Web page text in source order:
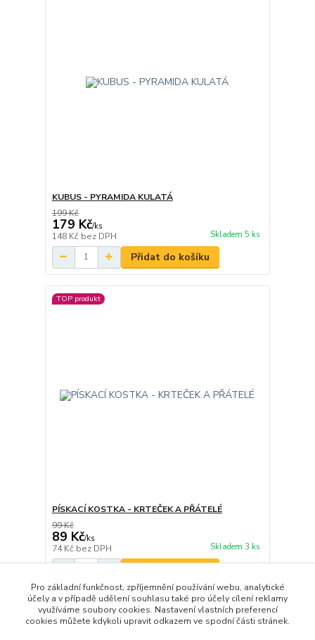
KUBUS - PYRAMIDA KULATÁ
199 Kč
179 Kč/ks
148 Kč bez DPH Skladem 5 ks
Přidat do košíku
TOP produkt
PÍSKACÍ KOSTKA - KRTEČEK A PŘÁTELÉ
99 Kč
89 Kč/ks
74 Kč bez DPH Skladem 3 ks
strana z 1
Pro základní funkčnost, zpříjemnění používání webu, analytické
účely a v případě udělení souhlasu také pro účely cílení reklamy
využíváme soubory cookies. Nastavení vlastních preferencí
cookies můžete kdykoli upravit odkazem ve spodní části stránek.